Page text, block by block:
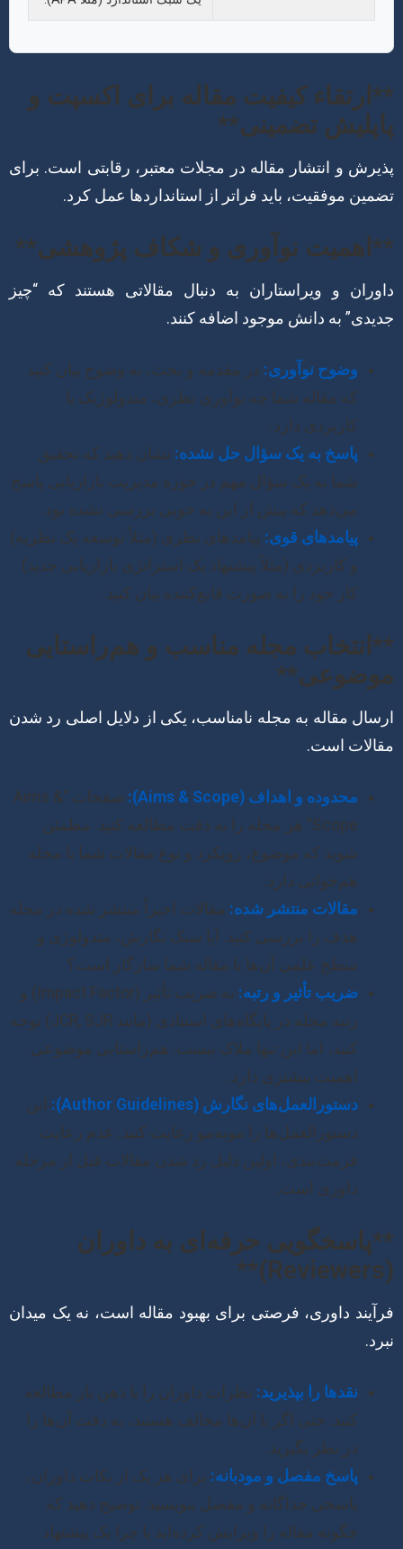
**ارتقاء کیفیت مقاله برای اکسپت و
پاپلیش تضمینی**
پذیرش و انتشار مقاله در مجلات معتبر، رقابتی است. برای
تضمین موفقیت، باید فراتر از استانداردها عمل کرد.
**اهمیت نوآوری و شکاف پژوهشی**
داوران و ویراستاران به دنبال مقالاتی هستند که “چیز
جدیدی” به دانش موجود اضافه کنند.
وضوح نوآوری: در مقدمه و بحث، به وضوح بیان کنید
که مقاله شما چه نوآوری نظری، متدولوژیک یا
کاربردی دارد.
پاسخ به یک سؤال حل نشده: نشان دهید که تحقیق
شما به یک سؤال مهم در حوزه مدیریت بازاریابی پاسخ
می‌دهد که پیش از این به خوبی بررسی نشده بود.
پیامدهای قوی: پیامدهای نظری (مثلاً توسعه یک نظریه)
و کاربردی (مثلاً پیشنهاد یک استراتژی بازاریابی جدید)
کار خود را به صورت قانع‌کننده بیان کنید.
**انتخاب مجله مناسب و هم‌راستایی
موضوعی**
ارسال مقاله به مجله نامناسب، یکی از دلایل اصلی رد شدن
مقالات است.
محدوده و اهداف (Aims & Scope):
صفحات “Aims &
Scope” هر مجله را به دقت مطالعه کنید. مطمئن
شوید که موضوع، رویکرد و نوع مقالات شما با مجله
هم‌خوانی دارد.
مقالات منتشر شده: مقالات اخیراً منتشر شده در مجله
هدف را بررسی کنید. آیا سبک نگارش، متدولوژی و
سطح علمی آن‌ها با مقاله شما سازگار است؟
ضریب تأثیر و رتبه:
به ضریب تأثیر (Impact Factor) و
رتبه مجله در پایگاه‌های استنادی (مانند JCR, SJR) توجه
کنید، اما این تنها ملاک نیست. هم‌راستایی موضوعی
اهمیت بیشتری دارد.
دستورالعمل‌های نگارش (Author Guidelines):
این
دستورالعمل‌ها را موبه‌مو رعایت کنید. عدم رعایت
فرمت‌بندی، اولین دلیل رد شدن مقالات قبل از مرحله
داوری است.
**پاسخگویی حرفه‌ای به داوران
(Reviewers)**
فرآیند داوری، فرصتی برای بهبود مقاله است، نه یک میدان
نبرد.
نقدها را بپذیرید: نظرات داوران را با ذهن باز مطالعه
کنید. حتی اگر با آن‌ها مخالف هستید، به دقت آن‌ها را
در نظر بگیرید.
پاسخ مفصل و مودبانه: برای هر یک از نکات داوران،
پاسخی جداگانه و مفصل بنویسید. توضیح دهید که
چگونه مقاله را ویرایش کرده‌اید یا چرا یک پیشنهاد